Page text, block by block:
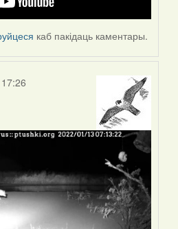
каб пакідаць каментары.